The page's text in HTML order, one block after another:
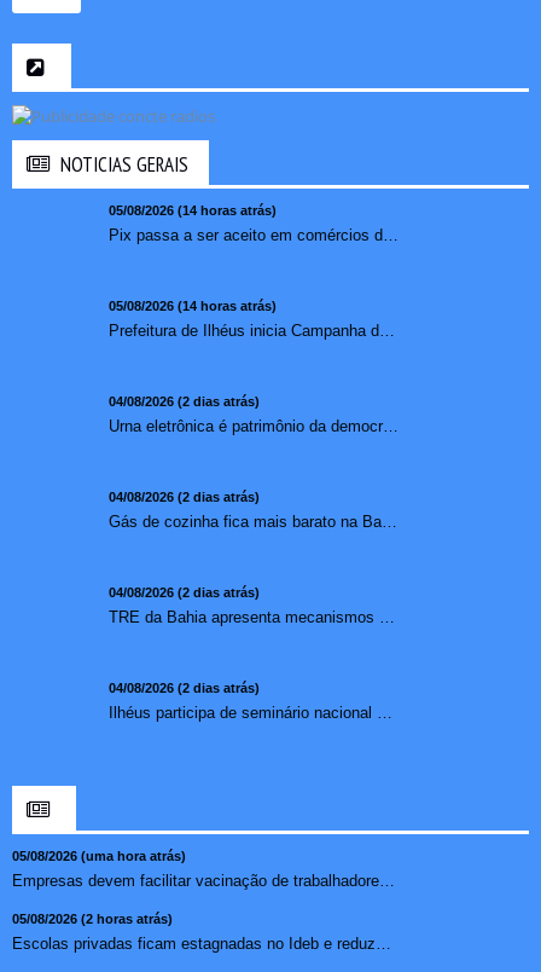
NOTICIAS GERAIS
05/08/2026 (14 horas atrás)
05/08/2026 (14 horas atrás)
04/08/2026 (2 dias atrás)
Urna eletrônica é patrimônio da democracia, diz presidente do TSE
04/08/2026 (2 dias atrás)
04/08/2026 (2 dias atrás)
04/08/2026 (2 dias atrás)
05/08/2026 (uma hora atrás)
05/08/2026 (2 horas atrás)